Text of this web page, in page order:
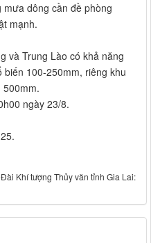
dông cần đề phòng
mạnh.
và Trung Lào có khả năng
100-250mm, riêng khu
500mm.
ngày 23/8.
Đài Khí tượng Thủy văn tỉnh Gia Lai: